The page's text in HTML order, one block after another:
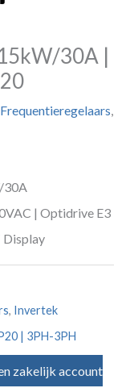
30A |
,
30A
| Optidrive E3
Display
, Invertek
| 3PH-3PH
zakelijk account